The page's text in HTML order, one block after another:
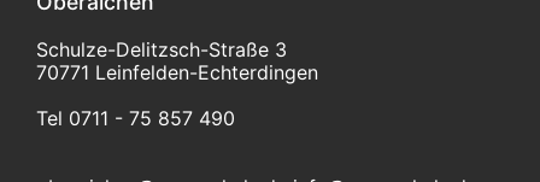
Schulze-Delitzsch-Straße 3
70771 Leinfelden-Echterdingen
Tel 0711 - 75 857 490